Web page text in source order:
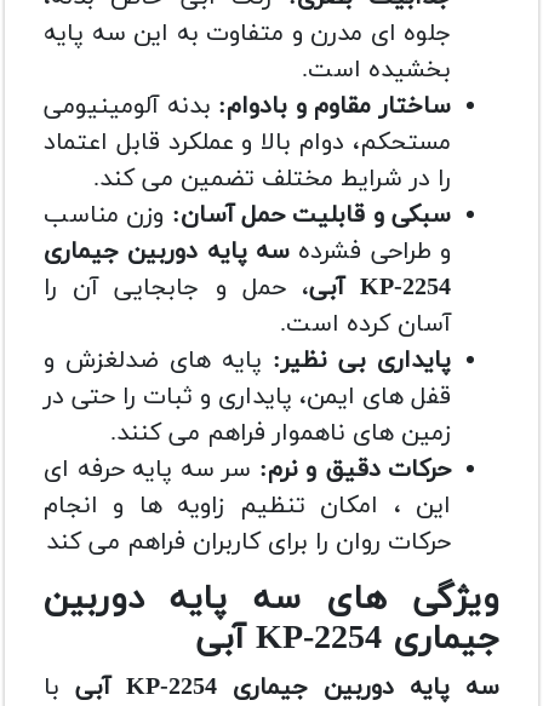
جلوه ای مدرن و متفاوت به این سه پایه
بخشیده است.
ساختار مقاوم و بادوام: بدنه آلومینیومی
مستحکم، دوام بالا و عملکرد قابل اعتماد
را در شرایط مختلف تضمین می کند.
سبکی و قابلیت حمل آسان: وزن مناسب
و طراحی فشرده سه پایه دوربین جیماری
KP-2254 آبی
، حمل و جابجایی آن را
آسان کرده است.
پایداری بی نظیر: پایه های ضدلغزش و
قفل های ایمن، پایداری و ثبات را حتی در
زمین های ناهموار فراهم می کنند.
حرکات دقیق و نرم: سر سه پایه حرفه ای
این ، امکان تنظیم زاویه ها و انجام
حرکات روان را برای کاربران فراهم می کند
ویژگی های سه پایه دوربین
جیماری KP-2254 آبی
سه پایه دوربین جیماری KP-2254 آبی
با